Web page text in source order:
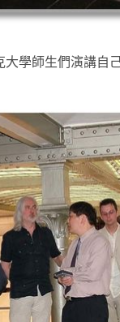
大學師生們演講自